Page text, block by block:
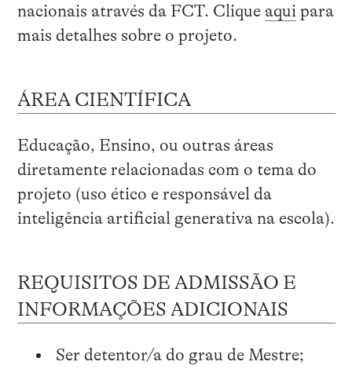
nacionais através da FCT. Clique aquipara
mais detalhes sobre o projeto.
ÁREA CIENTÍFICA
Educação, Ensino, ou outras áreas
diretamente relacionadas com o tema do
projeto (uso ético e responsável da
inteligência artificial generativa na escola).
REQUISITOS DE ADMISSÃO E
INFORMAÇÕES ADICIONAIS
Ser detentor/a do grau de Mestre;